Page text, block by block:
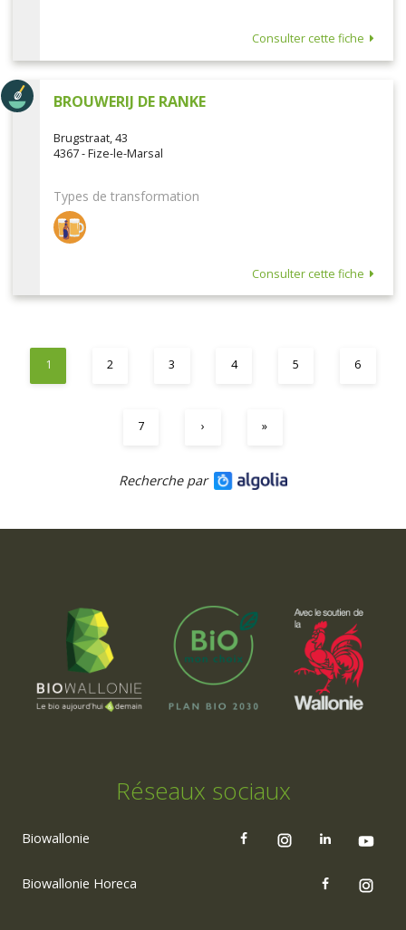
Consulter cette fiche
BROUWERIJ DE RANKE
Brugstraat, 43
4367 - Fize-le-Marsal
Types de transformation
Consulter cette fiche
1 2 3 4 5 6
7 › »
Recherche par
Réseaux sociaux
Biowallonie
Biowallonie Horeca